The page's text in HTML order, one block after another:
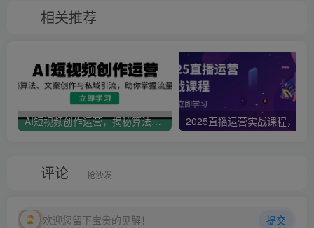
相关推荐
AI短视频创作运营，揭秘算法、文案创作与私域引流，助你掌握流量密码
评论 抢沙发
欢迎您留下宝贵的见解！ 提交